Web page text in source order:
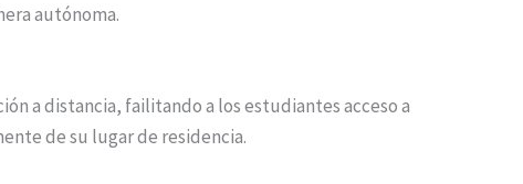
autónoma.
a distancia, failitando a los estudiantes acceso a
de su lugar de residencia.